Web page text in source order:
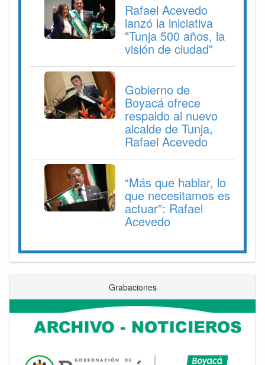
Rafael Acevedo
lanzó la iniciativa
"Tunja 500 años, la
visión de ciudad"
Gobierno de
Boyacá ofrece
respaldo al nuevo
alcalde de Tunja,
Rafael Acevedo
“Más que hablar, lo
que necesitamos es
actuar”: Rafael
Acevedo
Grabaciones